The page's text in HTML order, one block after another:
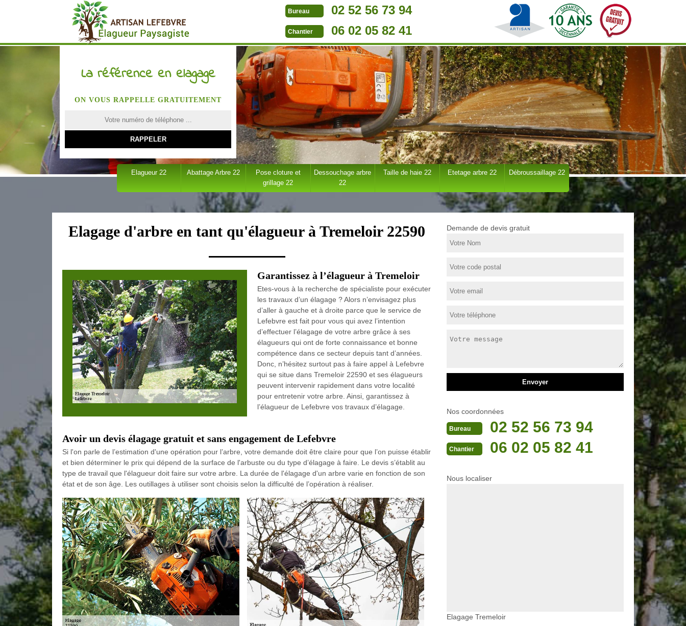
Bureau 02 52 56 73 94
Chantier 06 02 05 82 41
La référence en elagage
ON VOUS RAPPELLE GRATUITEMENT
Elagueur 22 Abattage Arbre 22
Pose cloture et
grillage 22
Dessouchage arbre
22
Taille de haie 22 Etetage arbre 22 Débroussaillage 22
Elagage d'arbre en tant qu'élagueur à Tremeloir 22590
Garantissez à l’élagueur à Tremeloir
Etes-vous à la recherche de spécialiste pour exécuter
les travaux d’un élagage ? Alors n’envisagez plus
d’aller à gauche et à droite parce que le service de
Lefebvre est fait pour vous qui avez l’intention
d’effectuer l’élagage de votre arbre grâce à ses
élagueurs qui ont de forte connaissance et bonne
compétence dans ce secteur depuis tant d’années.
Donc, n’hésitez surtout pas à faire appel à Lefebvre
qui se situe dans Tremeloir 22590 et ses élagueurs
peuvent intervenir rapidement dans votre localité
pour entretenir votre arbre. Ainsi, garantissez à
l’élagueur de Lefebvre vos travaux d’élagage.
Avoir un devis élagage gratuit et sans engagement de Lefebvre
Si l'on parle de l’estimation d'une opération pour l’arbre, votre demande doit être claire pour que l’on puisse établir
et bien déterminer le prix qui dépend de la surface de l'arbuste ou du type d’élagage à faire. Le devis s’établit au
type de travail que l'élagueur doit faire sur votre arbre. La durée de l'élagage d'un arbre varie en fonction de son
état et de son âge. Les outillages à utiliser sont choisis selon la difficulté de l’opération à réaliser.
Demande de devis gratuit
Nos coordonnées
Bureau 02 52 56 73 94
Chantier 06 02 05 82 41
Nous localiser
Elagage Tremeloir